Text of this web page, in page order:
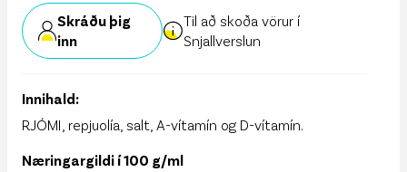
Skráðu þig
inn
Til að skoða vörur í
Snjallverslun
Innihald:
RJÓMI, repjuolía, salt, A-vítamín og D-vítamín.
Næringargildi í 100 g/ml